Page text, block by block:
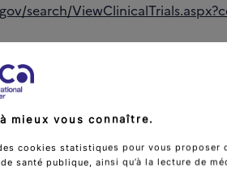
search/
de l'essai
pronostique
sort :Non
mieux vous connaître.
cookies statistiques pour vous proposer
santé publique, ainsi qu’à la lecture de